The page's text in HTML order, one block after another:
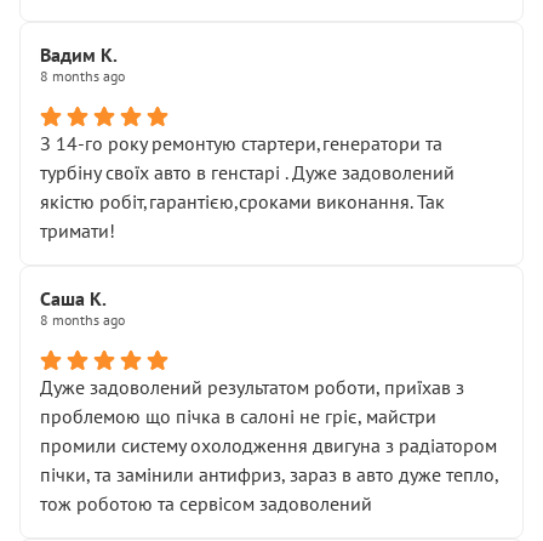
Вадим К.
8 months ago
З 14-го року ремонтую стартери,генератори та
турбіну своїх авто в генстарі . Дуже задоволений
якістю робіт,гарантією,сроками виконання. Так
тримати!
Саша К.
8 months ago
Дуже задоволений результатом роботи, приїхав з
проблемою що пічка в салоні не гріє, майстри
промили систему охолодження двигуна з радіатором
пічки, та замінили антифриз, зараз в авто дуже тепло,
тож роботою та сервісом задоволений